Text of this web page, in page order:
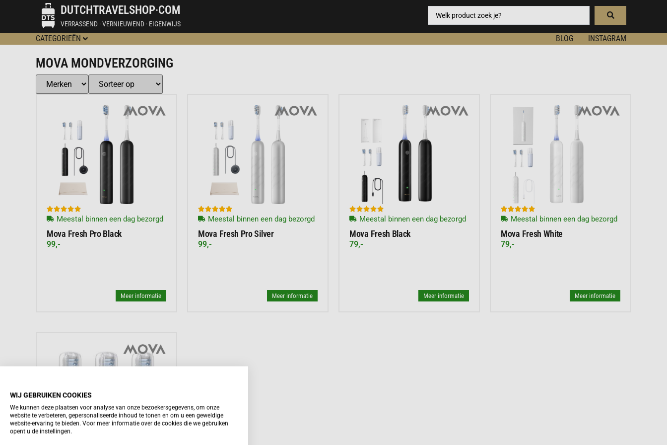
DUTCHTRAVELSHOP·COM
VERRASSEND · VERNIEUWEND · EIGENWIJS
CATEGORIEËN BLOG INSTAGRAM
MOVA MONDVERZORGING

Meestal binnen een dag bezorgd
Mova Fresh Pro Black
99,-
Meer informatie

Meestal binnen een dag bezorgd
Mova Fresh Pro Silver
99,-
Meer informatie

Meestal binnen een dag bezorgd
Mova Fresh Black
79,-
Meer informatie

Meestal binnen een dag bezorgd
Mova Fresh White
79,-
Meer informatie
WIJ GEBRUIKEN COOKIES
We kunnen deze plaatsen voor analyse van onze bezoekersgegevens, om onze
website te verbeteren, gepersonaliseerde inhoud te tonen en om u een geweldige
website-ervaring te bieden. Voor meer informatie over de cookies die we gebruiken
opent u de instellingen.